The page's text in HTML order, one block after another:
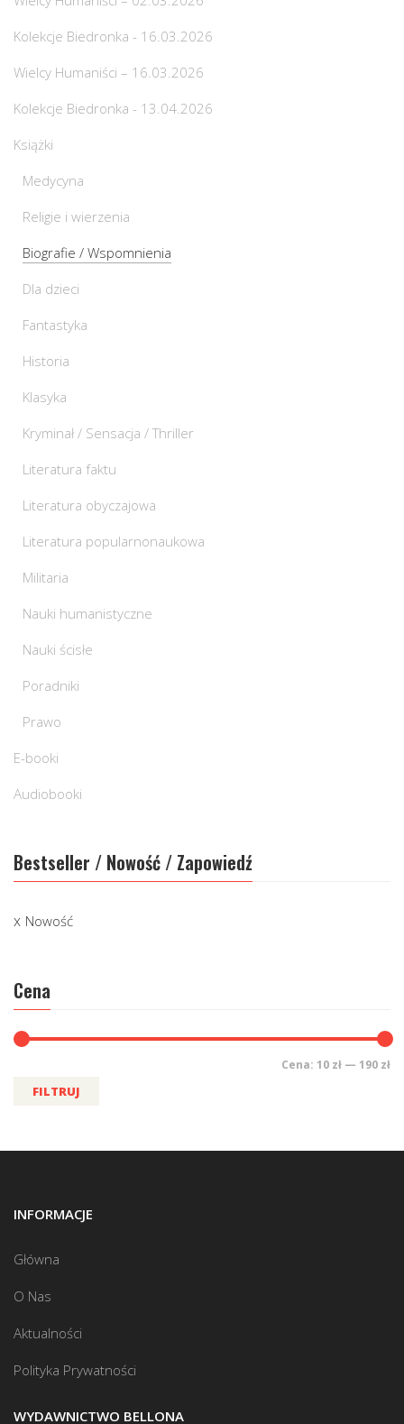
Kolekcje Biedronka - 16.03.2026
Wielcy Humaniści – 16.03.2026
Kolekcje Biedronka - 13.04.2026
Książki
Medycyna
Religie i wierzenia
Biografie / Wspomnienia
Dla dzieci
Fantastyka
Historia
Klasyka
Kryminał / Sensacja / Thriller
Literatura faktu
Literatura obyczajowa
Literatura popularnonaukowa
Militaria
Nauki humanistyczne
Nauki ścisłe
Poradniki
Prawo
E-booki
Audiobooki
Bestseller / Nowość / Zapowiedź
Nowość
Cena
FILTRUJ
Cena: 10 zł — 190 zł
INFORMACJE
Główna
O Nas
Aktualności
Polityka Prywatności
WYDAWNICTWO BELLONA